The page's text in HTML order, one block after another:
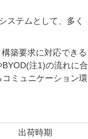
ステムとして、多く
築要求に対応できる
注1)の流れに合
ミュニケーション環
出荷時期